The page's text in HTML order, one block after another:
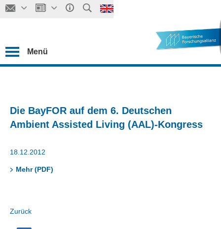
Menü
Die BayFOR auf dem 6. Deutschen
Ambient Assisted Living (AAL)-Kongress
18.12.2012
Mehr (PDF)
Zurück